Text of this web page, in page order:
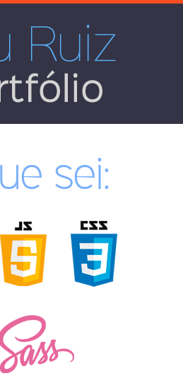
Ruiz
sei: